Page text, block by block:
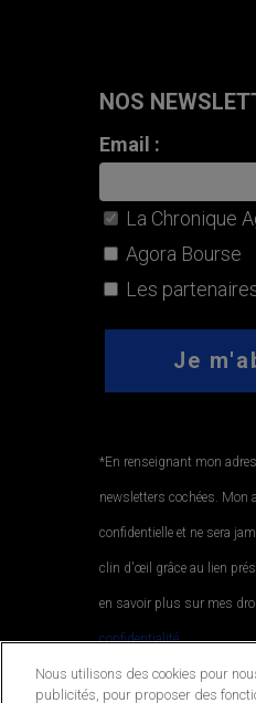
NOS
Email :
La Chronique
Agora Bourse
Les
*En renseignant mon
newsletters cochées. Mon
confidentielle et ne sera
clin d'œil grâce au lien
en savoir plus sur mes
confidentialité..
Nous utilisons des cookies pour
publicités, pour proposer des